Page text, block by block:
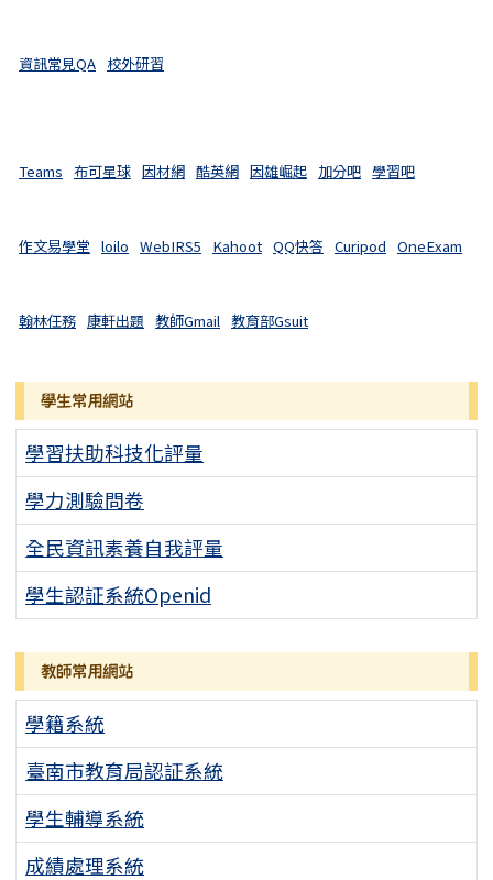
資訊常見QA 校外研習
Teams 布可星球 因材網 酷英網 因雄崛起 加分吧 學習吧
作文易學堂 loilo WebIRS5 Kahoot QQ快答 Curipod OneExam
翰林任務 康軒出題 教師Gmail 教育部Gsuit
學生常用網站
學習扶助科技化評量
學力測驗問卷
全民資訊素養自我評量
學生認証系統Openid
教師常用網站
學籍系統
臺南市教育局認証系統
學生輔導系統
成績處理系統